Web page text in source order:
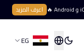
اعرف المزيد
EG